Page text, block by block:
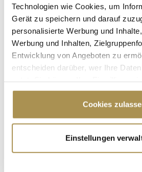
Technologien wie Cookies, um
Gerät zu speichern und darauf
personalisierte Werbung und
Werbung und Inhalten,
Entwicklung von Angeboten zu
entscheiden darüber, wer Ihre
Cookie-Erklärung oder durch
Trigger Symbol ändern oder
Informationen über Ihre
erfassen, welche bis auf einige
Cookies
Einstellungen